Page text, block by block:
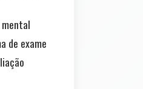
de exame